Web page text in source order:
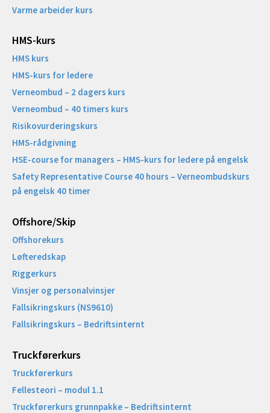
Varme arbeider kurs
HMS-kurs
HMS kurs
HMS-kurs for ledere
Verneombud – 2 dagers kurs
Verneombud – 40 timers kurs
Risikovurderingskurs
HMS-rådgivning
HSE-course for managers – HMS-kurs for ledere på engelsk
Safety Representative Course 40 hours – Verneombudskurs
på engelsk 40 timer
Offshore/Skip​
Offshorekurs
Løfteredskap
Riggerkurs
Vinsjer og personalvinsjer
Fallsikringskurs (NS9610)
Fallsikringskurs – Bedriftsinternt
Truckførerkurs
Truckførerkurs
Fellesteori – modul 1.1
Truckførerkurs grunnpakke – Bedriftsinternt